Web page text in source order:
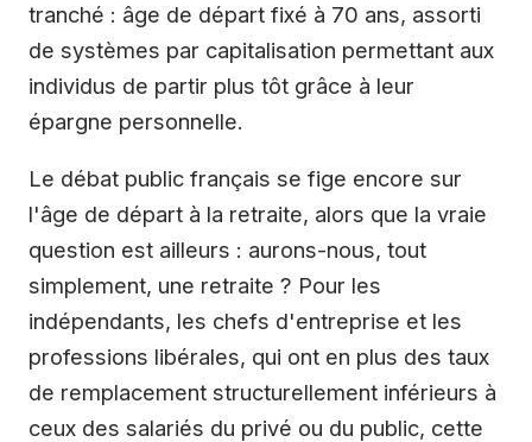
tranché : âge de départ fixé à 70 ans, assorti
de systèmes par capitalisation permettant aux
individus de partir plus tôt grâce à leur
épargne personnelle.
Le débat public français se fige encore sur
l'âge de départ à la retraite, alors que la vraie
question est ailleurs : aurons-nous, tout
simplement, une retraite ? Pour les
indépendants, les chefs d'entreprise et les
professions libérales, qui ont en plus des taux
de remplacement structurellement inférieurs à
ceux des salariés du privé ou du public, cette